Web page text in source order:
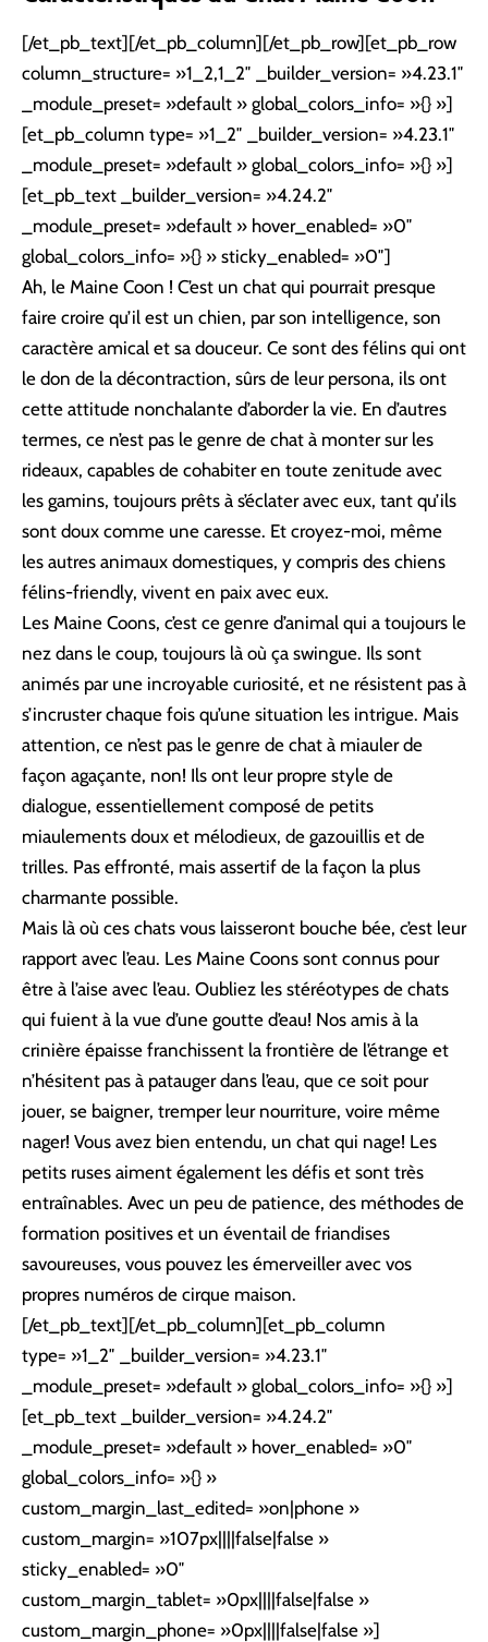
[/et_pb_text][/et_pb_column][/et_pb_row][et_pb_row
column_structure= »1_2,1_2″ _builder_version= »4.23.1″
_module_preset= »default » global_colors_info= »{} »]
[et_pb_column type= »1_2″ _builder_version= »4.23.1″
_module_preset= »default » global_colors_info= »{} »]
[et_pb_text _builder_version= »4.24.2″
_module_preset= »default » hover_enabled= »0″
global_colors_info= »{} » sticky_enabled= »0″]
Ah, le Maine Coon ! C’est un chat qui pourrait presque
faire croire qu’il est un chien, par son intelligence, son
caractère amical et sa douceur. Ce sont des félins qui ont
le don de la décontraction, sûrs de leur persona, ils ont
cette attitude nonchalante d’aborder la vie. En d’autres
termes, ce n’est pas le genre de chat à monter sur les
rideaux, capables de cohabiter en toute zenitude avec
les gamins, toujours prêts à s’éclater avec eux, tant qu’ils
sont doux comme une caresse. Et croyez-moi, même
les autres animaux domestiques, y compris des chiens
félins-friendly, vivent en paix avec eux.
Les Maine Coons, c’est ce genre d’animal qui a toujours le
nez dans le coup, toujours là où ça swingue. Ils sont
animés par une incroyable curiosité, et ne résistent pas à
s’incruster chaque fois qu’une situation les intrigue. Mais
attention, ce n’est pas le genre de chat à miauler de
façon agaçante, non! Ils ont leur propre style de
dialogue, essentiellement composé de petits
miaulements doux et mélodieux, de gazouillis et de
trilles. Pas effronté, mais assertif de la façon la plus
charmante possible.
Mais là où ces chats vous laisseront bouche bée, c’est leur
rapport avec l’eau. Les Maine Coons sont connus pour
être à l’aise avec l’eau. Oubliez les stéréotypes de chats
qui fuient à la vue d’une goutte d’eau! Nos amis à la
crinière épaisse franchissent la frontière de l’étrange et
n’hésitent pas à patauger dans l’eau, que ce soit pour
jouer, se baigner, tremper leur nourriture, voire même
nager! Vous avez bien entendu, un chat qui nage! Les
petits ruses aiment également les défis et sont très
entraînables. Avec un peu de patience, des méthodes de
formation positives et un éventail de friandises
savoureuses, vous pouvez les émerveiller avec vos
propres numéros de cirque maison.
[/et_pb_text][/et_pb_column][et_pb_column
type= »1_2″ _builder_version= »4.23.1″
_module_preset= »default » global_colors_info= »{} »]
[et_pb_text _builder_version= »4.24.2″
_module_preset= »default » hover_enabled= »0″
global_colors_info= »{} »
custom_margin_last_edited= »on|phone »
custom_margin= »107px||||false|false »
sticky_enabled= »0″
custom_margin_tablet= »0px||||false|false »
custom_margin_phone= »0px||||false|false »]